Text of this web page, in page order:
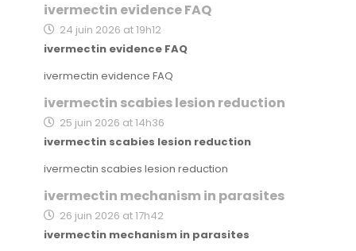
ivermectin evidence FAQ
24 juin 2026 at 19h12
ivermectin evidence FAQ
ivermectin evidence FAQ
ivermectin scabies lesion reduction
25 juin 2026 at 14h36
ivermectin scabies lesion reduction
ivermectin scabies lesion reduction
ivermectin mechanism in parasites
26 juin 2026 at 17h42
ivermectin mechanism in parasites